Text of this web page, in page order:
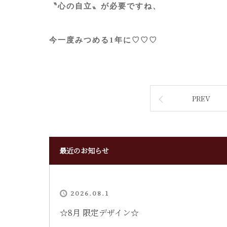
〝心の自立〟が必要ですね、
今一度みつめる1年に♡♡♡
PREV
最近のお知らせ
2026.08.1
‪☆8月 限定デザイン☆